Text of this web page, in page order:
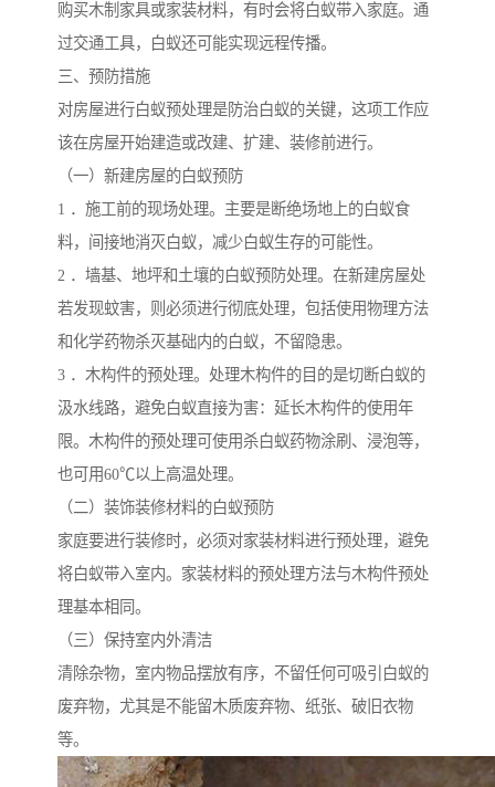
购买木制家具或家装材料，有时会将白蚁带入家庭。通
过交通工具，白蚁还可能实现远程传播。
三、预防措施
对房屋进行白蚁预处理是防治白蚁的关键，这项工作应
该在房屋开始建造或改建、扩建、装修前进行。
（一）新建房屋的白蚁预防
1 ．施工前的现场处理。主要是断绝场地上的白蚁食
料，间接地消灭白蚁，减少白蚁生存的可能性。
2 ．墙基、地坪和土壤的白蚁预防处理。在新建房屋处
若发现蚊害，则必须进行彻底处理，包括使用物理方法
和化学药物杀灭基础内的白蚁，不留隐患。
3 ．木构件的预处理。处理木构件的目的是切断白蚁的
汲水线路，避免白蚁直接为害：延长木构件的使用年
限。木构件的预处理可使用杀白蚁药物涂刷、浸泡等，
也可用60℃以上高温处理。
（二）装饰装修材料的白蚁预防
家庭要进行装修时，必须对家装材料进行预处理，避免
将白蚁带入室内。家装材料的预处理方法与木构件预处
理基本相同。
（三）保持室内外清洁
清除杂物，室内物品摆放有序，不留任何可吸引白蚁的
废弃物，尤其是不能留木质废弃物、纸张、破旧衣物
等。